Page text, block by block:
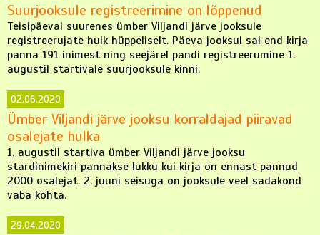
Suurjooksule registreerimine on lõppenud
Teisipäeval suurenes ümber Viljandi järve jooksule
registreerujate hulk hüppeliselt. Päeva jooksul sai end kirja
panna 191 inimest ning seejärel pandi registreerumine 1.
augustil startivale suurjooksule kinni.
02.06.2020
Ümber Viljandi järve jooksu korraldajad piiravad
osalejate hulka
1. augustil startiva ümber Viljandi järve jooksu
stardinimekiri pannakse lukku kui kirja on ennast pannud
2000 osalejat. 2. juuni seisuga on jooksule veel sadakond
vaba kohta.
29.04.2020